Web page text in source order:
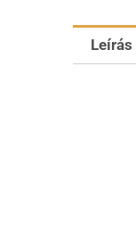
Leírás